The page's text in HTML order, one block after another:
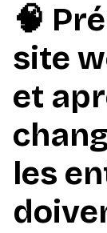
🧠
site
et
les